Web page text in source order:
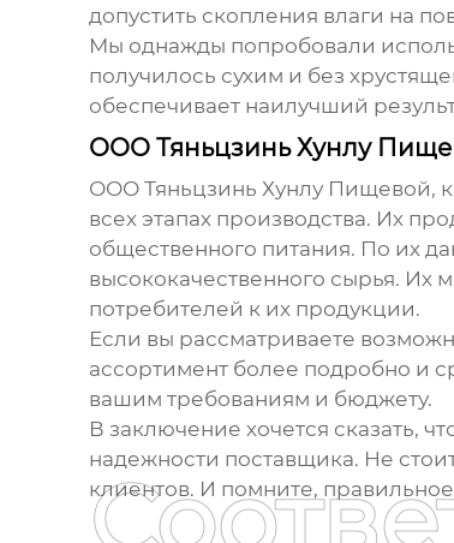
допустить скопления влаги на
Мы однажды попробовали
получилось сухим и без
обеспечивает наилучший
ООО Тяньцзинь Хунлу
ООО Тяньцзинь Хунлу Пищевой,
всех этапах производства. Их
общественного питания. По их
высококачественного сырья. Их
потребителей к их продукции.
Если вы рассматриваете
ассортимент более подробно и
вашим требованиям и бюджету.
В заключение хочется сказать,
надежности поставщика. Не
клиентов. И помните,